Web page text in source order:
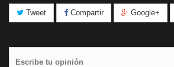
Tweet Compartir Google+
Escribe tu opinión